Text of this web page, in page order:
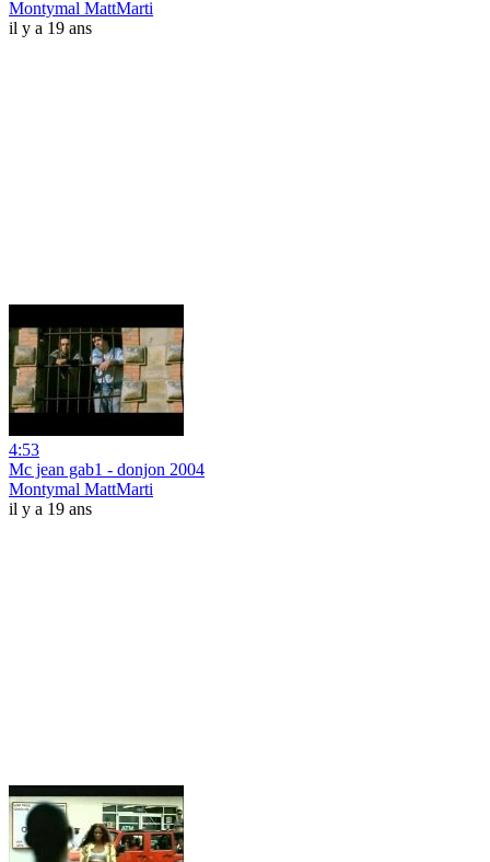
Montymal MattMarti
il y a 19 ans
4:53
Mc jean gab1 - donjon 2004
Montymal MattMarti
il y a 19 ans